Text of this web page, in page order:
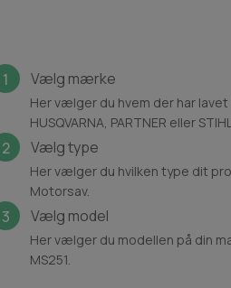
1 Vælg mærke
Her vælger du hvem der har lavet
HUSQVARNA, PARTNER eller
2 Vælg type
Her vælger du hvilken type dit
Motorsav.
3 Vælg model
Her vælger du modellen på din
MS251.